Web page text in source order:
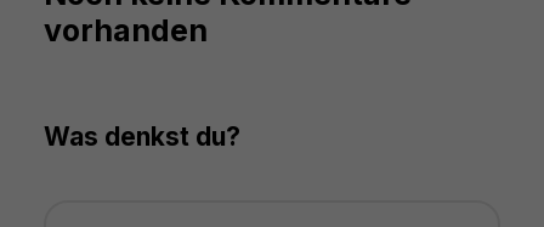
vorhanden
Was denkst du?